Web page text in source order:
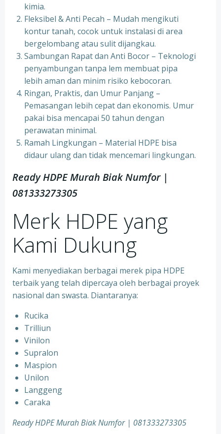
kimia.
Fleksibel & Anti Pecah – Mudah mengikuti
kontur tanah, cocok untuk instalasi di area
bergelombang atau sulit dijangkau.
Sambungan Rapat dan Anti Bocor – Teknologi
penyambungan tanpa lem membuat pipa
lebih aman dan minim risiko kebocoran.
Ringan, Praktis, dan Umur Panjang –
Pemasangan lebih cepat dan ekonomis. Umur
pakai bisa mencapai 50 tahun dengan
perawatan minimal.
Ramah Lingkungan – Material HDPE bisa
didaur ulang dan tidak mencemari lingkungan.
Ready HDPE Murah Biak Numfor|
081333273305
Merk HDPE yang
Kami Dukung
Kami menyediakan berbagai merek pipa HDPE
terbaik yang telah dipercaya oleh berbagai proyek
nasional dan swasta. Diantaranya:
Rucika
Trilliun
Vinilon
Supralon
Maspion
Unilon
Langgeng
Caraka
Ready HDPE Murah Biak Numfor| 081333273305